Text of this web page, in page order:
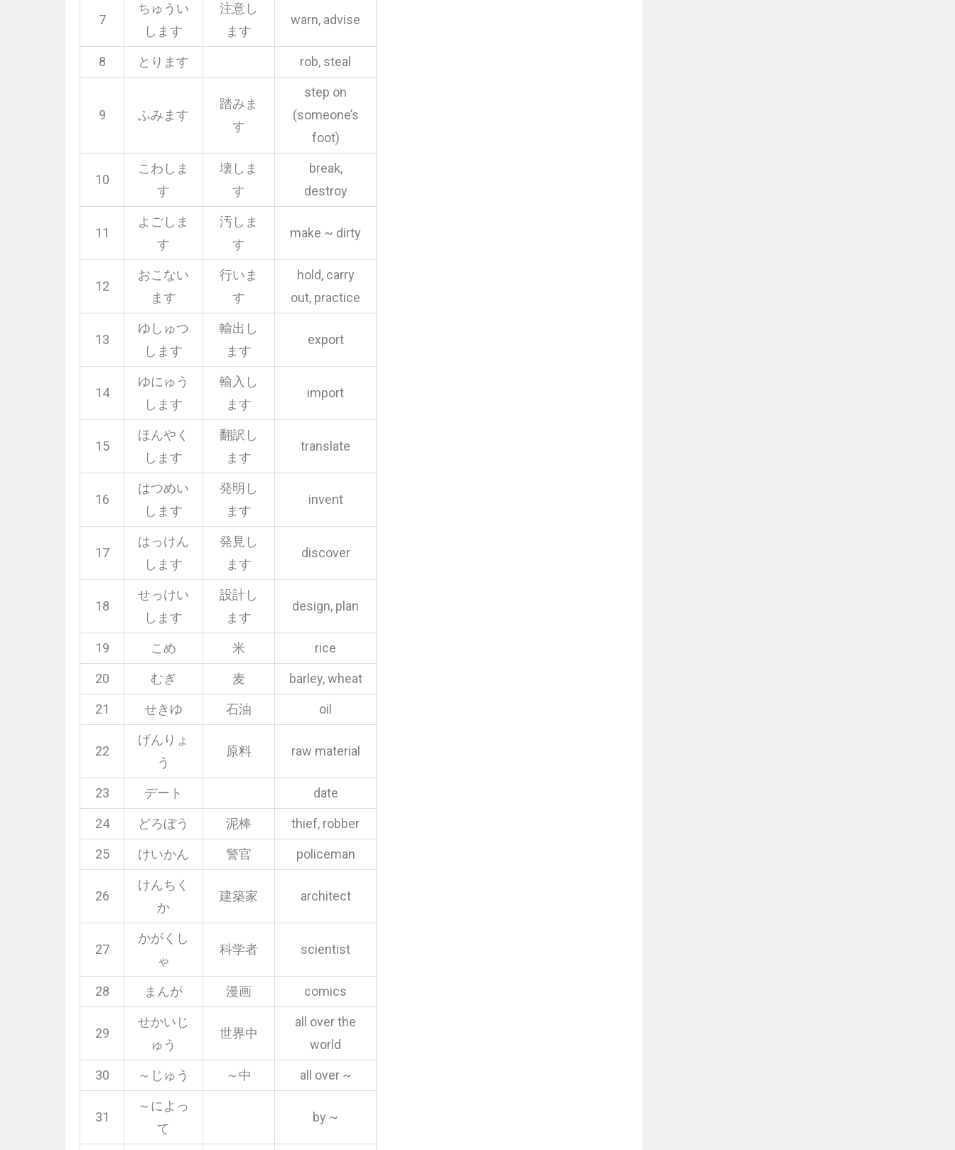
7
ちゅうい
します
注意し
ます
warn, advise
8 とります rob, steal
9 ふみます
踏みま
す
step on
(someone’s
foot)
10
こわしま
す
壊しま
す
break,
destroy
11
よごしま
す
汚しま
す
make ~ dirty
12
おこない
ます
行いま
す
hold, carry
out, practice
13
ゆしゅつ
します
輸出し
ます
export
14
ゆにゅう
します
輸入し
ます
import
15
ほんやく
します
翻訳し
ます
translate
16
はつめい
します
発明し
ます
invent
17
はっけん
します
発見し
ます
discover
18
せっけい
します
設計し
ます
design, plan
19 こめ 米 rice
20 むぎ 麦 barley, wheat
21 せきゆ 石油 oil
22
げんりょ
う
原料 raw material
23 デート date
24 どろぼう 泥棒 thief, robber
25 けいかん 警官 policeman
26
けんちく
か
建築家 architect
27
かがくし
ゃ
科学者 scientist
28 まんが 漫画 comics
29
せかいじ
ゅう
世界中
all over the
world
30 ～じゅう ～中 all over ~
31
～によっ
て
by ~